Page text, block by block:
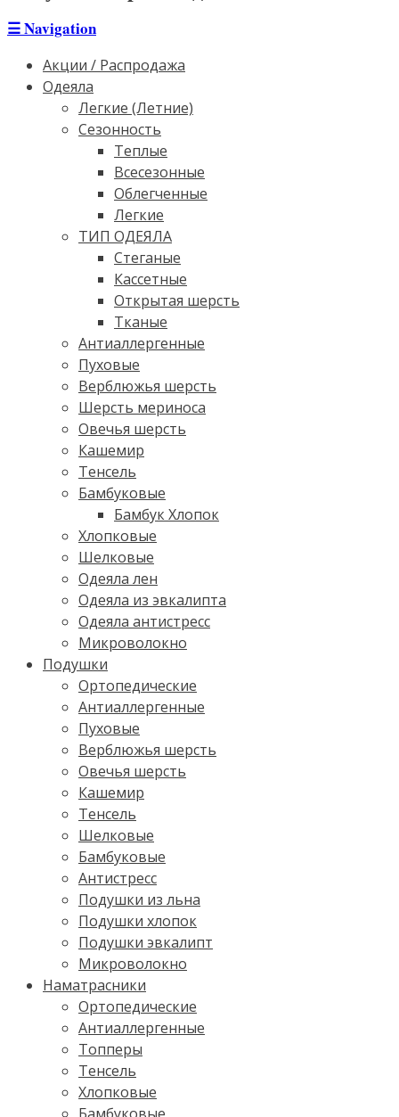
☰Navigation
Акции / Распродажа
Одеяла
Легкие (Летние)
Сезонность
Теплые
Всесезонные
Облегченные
Легкие
ТИП ОДЕЯЛА
Стеганые
Кассетные
Открытая шерсть
Тканые
Антиаллергенные
Пуховые
Верблюжья шерсть
Шерсть мериноса
Овечья шерсть
Кашемир
Тенсель
Бамбуковые
Бамбук Хлопок
Хлопковые
Шелковые
Одеяла лен
Одеяла из эвкалипта
Одеяла антистресс
Микроволокно
Подушки
Ортопедические
Антиаллергенные
Пуховые
Верблюжья шерсть
Овечья шерсть
Кашемир
Тенсель
Шелковые
Бамбуковые
Антистресс
Подушки из льна
Подушки хлопок
Подушки эвкалипт
Микроволокно
Наматрасники
Ортопедические
Антиаллергенные
Топперы
Тенсель
Хлопковые